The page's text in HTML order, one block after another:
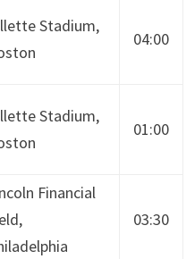
Stadium,
04:00
Stadium,
01:00
Financial
03:30